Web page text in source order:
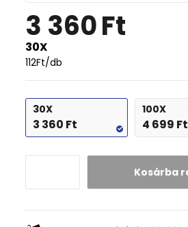
3 360Ft
30X
112Ft/db
30X
3 360 Ft
100X
4 699 Ft
Kosárba